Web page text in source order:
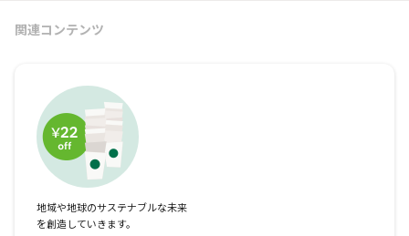
関連コンテンツ
地域や地球のサステナブルな未来
を創造していきます。